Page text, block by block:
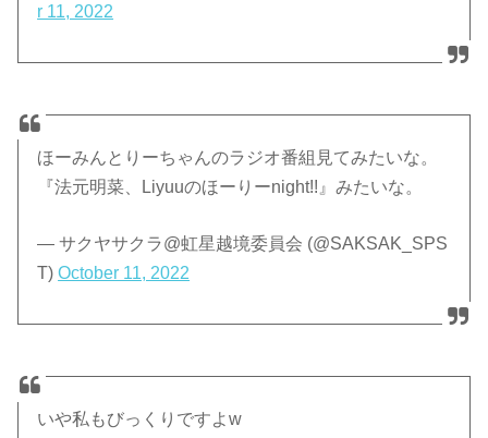
r 11, 2022
ほーみんとりーちゃんのラジオ番組見てみたいな。
『法元明菜、Liyuuのほーりーnight!!』みたいな。
— サクヤサクラ@虹星越境委員会 (@SAKSAK_SPS
T)October 11, 2022
いや私もびっくりですよw